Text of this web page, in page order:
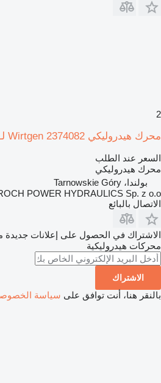
2
محرك هيدروليكي Wirtgen 2374082 لـ حفارة
السعر عند الطلب
محرك هيدروليكي
بولندا، Tarnowskie Góry
POWER HYDRAULICS Sp. z o.o.
الاتصال بالبائع
الاشتراك في الحصول على إعلانات
محركات هيدروليكية
الاشتراك
بالنقر هنا، أنت توافق على سياسة